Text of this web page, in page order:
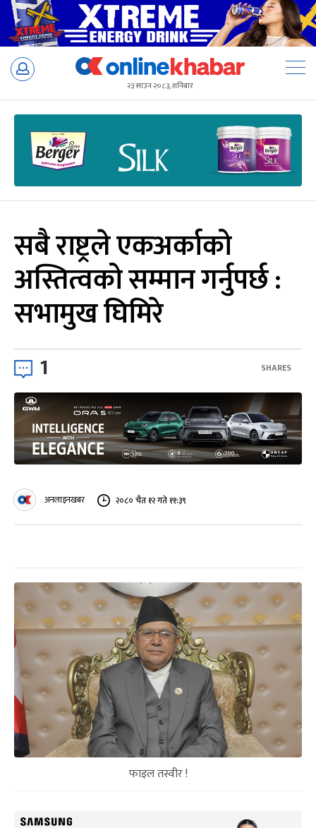
Skip
२३ साउन २०८३, शनिबार
सबै राष्ट्रले एकअर्काको
अस्तित्वको सम्मान गर्नुपर्छ :
सभामुख घिमिरे
1 SHARES
अनलाइनखबर २०८० चैत १२ गते ११:३९
फाइल तस्वीर !